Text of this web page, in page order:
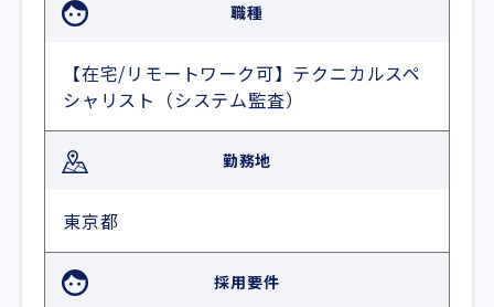
職種
【在宅/リモートワーク可】テクニカルスペ
シャリスト（システム監査）
勤務地
東京都
採用要件